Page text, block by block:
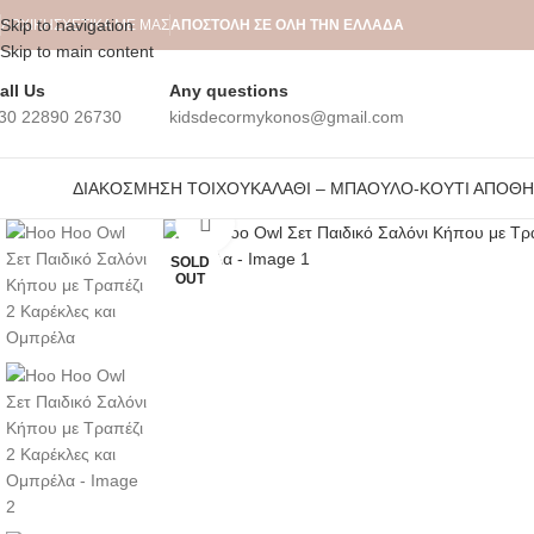
Skip to navigation
Skip to main content
ΑΡΧΙΚΉΣΧΕΤΙΚΆ ΜΕ ΜΑΣΑΠΟΣΤΟΛΗ ΣΕ ΟΛΗ ΤΗΝ ΕΛΛΑΔΑ
Us
22890 26730
Any questions
kidsdecormykonos@gmail.com
ΔΙΑΚΌΣΜΗΣΗ ΤΟΊΧΟΥΚΑΛΆΘΙ – ΜΠΑΟΎΛΟ-ΚΟΥΤΊ
SOLD
OUT
Click to enlarge